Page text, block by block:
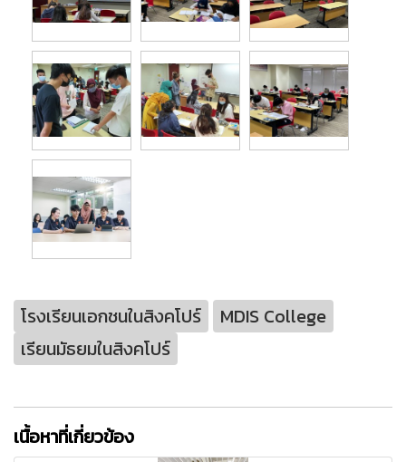
โรงเรียนเอกชนในสิงคโปร์
MDIS College
เรียนมัธยมในสิงคโปร์
เนื้อหาที่เกี่ยวข้อง